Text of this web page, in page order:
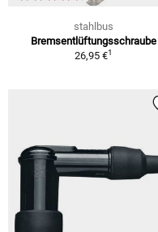
stahlbus
Bremsentlüftungsschraube
26,95 €1